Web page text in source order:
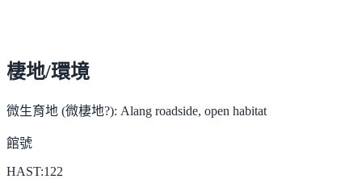
棲地/環境
微生育地 (微棲地?): Alang roadside, open habitat
館號
HAST:122